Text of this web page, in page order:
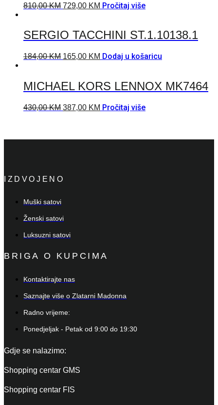
810,00KM 729,00 KM Pročitaj više
SERGIO TACCHINI ST.1.10138.1
184,00KM 165,00 KM Dodaj u košaricu
MICHAEL KORS LENNOX MK7464
430,00KM 387,00 KM Pročitaj više
IZDVOJENO
Muški satovi
Ženski satovi
Luksuzni satovi
BRIGA O KUPCIMA
Kontaktirajte nas
Saznajte više o Zlatarni Madonna
Radno vrijeme:
Ponedjeljak - Petak od 9:00 do 19:30
Gdje se nalazimo:
Shopping centar GMS
Shopping centar FIS